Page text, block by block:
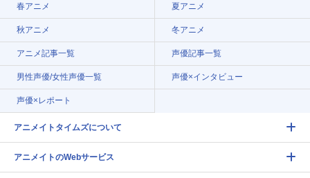
春アニメ 夏アニメ
秋アニメ 冬アニメ
アニメ記事一覧 声優記事一覧
男性声優/女性声優一覧 声優×インタビュー
声優×レポート
アニメイトタイムズについて
アニメイトのWebサービス